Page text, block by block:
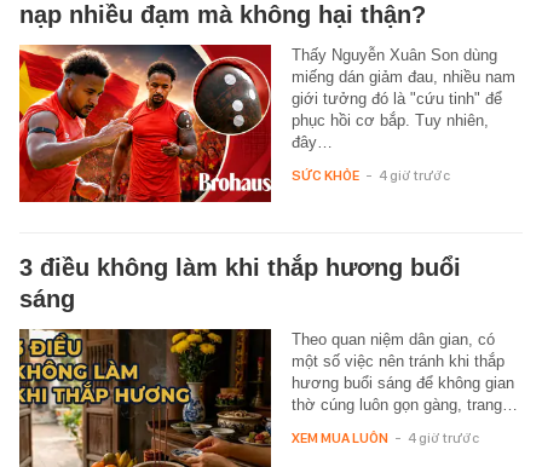
nạp nhiều đạm mà không hại thận?
Thấy Nguyễn Xuân Son dùng
miếng dán giảm đau, nhiều nam
giới tưởng đó là "cứu tinh" để
phục hồi cơ bắp. Tuy nhiên,
đây…
SỨC KHỎE - 4 giờ trước
3 điều không làm khi thắp hương buổi
sáng
Theo quan niệm dân gian, có
một số việc nên tránh khi thắp
hương buổi sáng để không gian
thờ cúng luôn gọn gàng, trang…
XEM MUA LUÔN - 4 giờ trước